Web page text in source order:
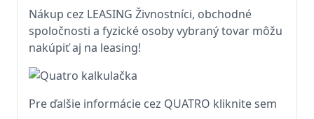
Nákup cez LEASING Živnostníci, obchodné
spoločnosti a fyzické osoby vybraný tovar môžu
nakúpiť aj na leasing!
Pre ďalšie informácie cez QUATRO kliknite sem